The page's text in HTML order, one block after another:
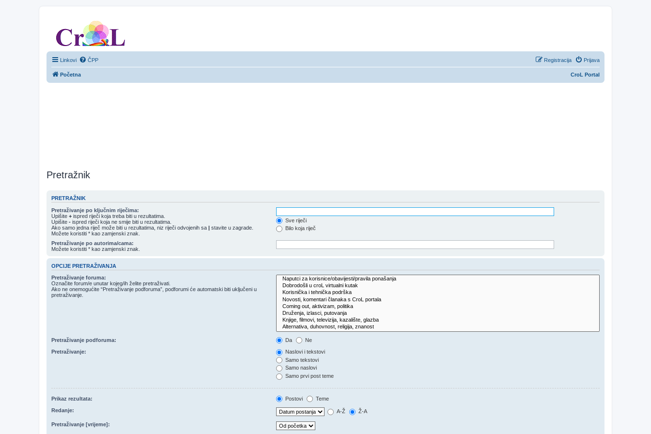
Linkovi ČPP Prijava
Registracija
CroL Portal
Početna
Pretražnik
PRETRAŽNIK
Pretraživanje po ključnim riječima:
Upišite + ispred riječi koja treba biti u rezultatima.
Upišite - ispred riječi koja ne smije biti u rezultatima.
Ako samo jedna riječ može biti u rezultatima, niz riječi odvojenih sa | stavite u zagrade.
Možete koristiti * kao zamjenski znak.
Sve riječi
Bilo koja riječ
Pretraživanje po autorima/cama:
Možete koristiti * kao zamjenski znak.
OPCIJE PRETRAŽIVANJA
Pretraživanje foruma:
Označite forum/e unutar kojeg/ih želite pretraživati.
Ako ne onemogućite “Pretraživanje podforuma”, podforumi će automatski biti uključeni u
pretraživanje.
Pretraživanje podforuma: Da Ne
Pretraživanje:
Naslovi i tekstovi
Samo tekstovi
Samo naslovi
Samo prvi post teme
Prikaz rezultata: Postovi Teme
Redanje: A-Ž Ž-A
Pretraživanje [vrijeme]: